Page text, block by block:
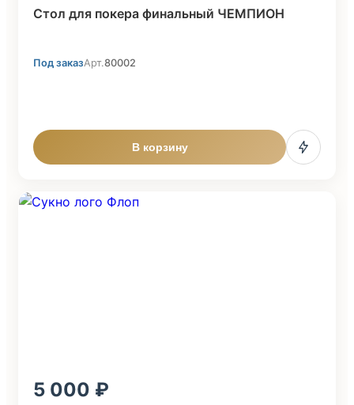
Стол для покера финальный ЧЕМПИОН
Под заказАрт.80002
В корзину
5 000